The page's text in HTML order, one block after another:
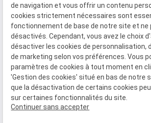
Du Mardi au Samedi
De 9h00 à 12h30 et de 13h30
Le Lundi sur rendez-
Mentions
légales
Politique de
confidentialité
des
Siret :77556328100028
de navigation et vous offrir un contenu
cookies strictement nécessaires sont
fonctionnement de base de notre site et ne
désactivés. Cependant, vous avez le choix
désactiver les cookies de personnalisation,
de marketing selon vos préférences. Vous
paramètres de cookies à tout moment en
'Gestion des cookies' situé en bas de notre
que la désactivation de certains cookies
sur certaines fonctionnalités du site.
Continuer sans accepter